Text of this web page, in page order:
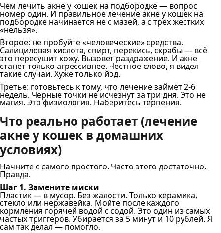
Чем лечить акне у кошек на подбородке — вопрос
номер один. И правильное лечение акне у кошек на
подбородке начинается не с мазей, а с трёх жёстких
«нельзя».
Второе: не пробуйте «человеческие» средства.
Салициловая кислота, спирт, перекись, скрабы — всё
это пересушит кожу. Вызовет раздражение. И акне
станет только агрессивнее. Честное слово, я видел
такие случаи. Хуже только йод.
Третье: готовьтесь к тому, что лечение займёт 2-6
недель. Чёрные точки не исчезнут за три дня. Это не
магия. Это физиология. Наберитесь терпения.
Что реально работает (лечение
акне у кошек в домашних
условиях)
Начните с самого простого. Часто этого достаточно.
Правда.
Шаг 1. Замените миски
Пластик — в мусор. Без жалости. Только керамика,
стекло или нержавейка. Мойте после каждого
кормления горячей водой с содой. Это один из самых
частых триггеров. Убирается за 5 минут и 10 рублей. Я
сам так делал — помогло.